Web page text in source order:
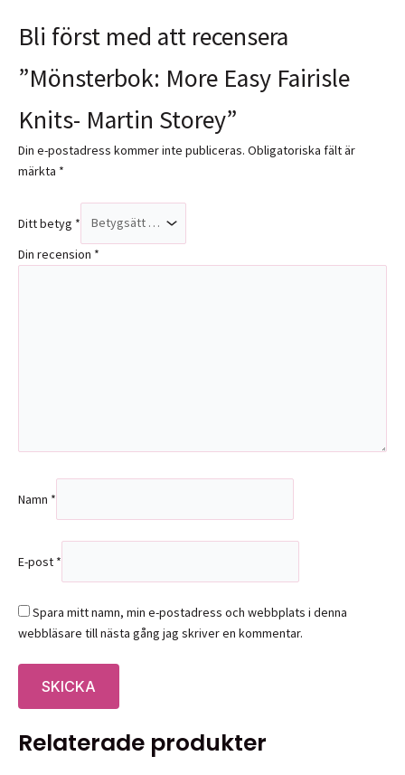
Bli först med att recensera
”Mönsterbok: More Easy Fairisle
Knits- Martin Storey”
Din e-postadress kommer inte publiceras. Obligatoriska fält är
märkta *
Ditt betyg *
Din recension *
Namn *
E-post *
Spara mitt namn, min e-postadress och webbplats i denna
webbläsare till nästa gång jag skriver en kommentar.
Relaterade produkter